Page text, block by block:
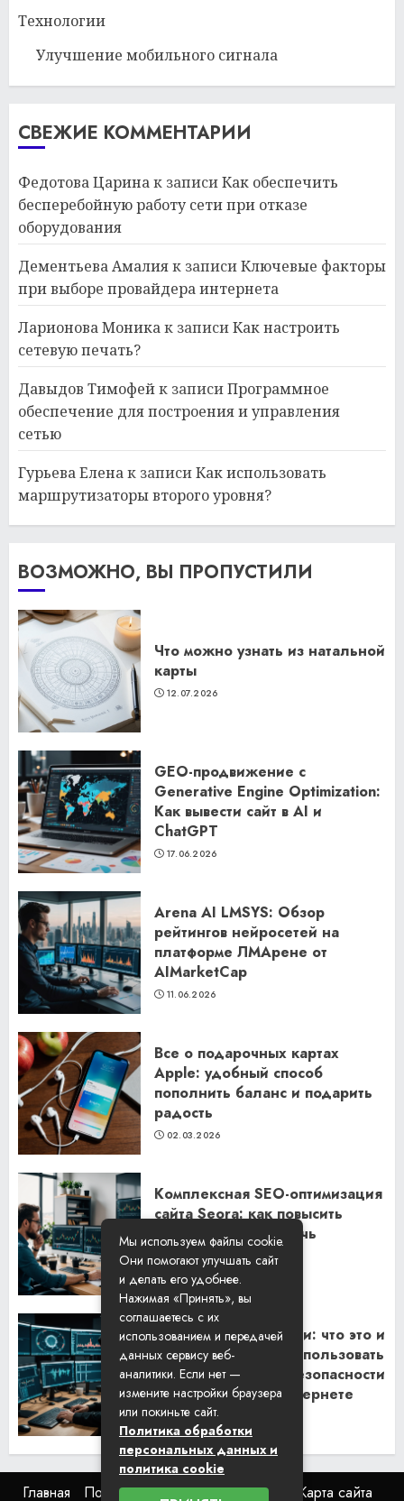
Технологии
Улучшение мобильного сигнала
СВЕЖИЕ КОММЕНТАРИИ
Федотова Царинак записиКак обеспечить
бесперебойную работу сети при отказе
оборудования
Дементьева Амалияк записиКлючевые факторы
при выборе провайдера интернета
Ларионова Моникак записиКак настроить
сетевую печать?
Давыдов Тимофейк записиПрограммное
обеспечение для построения и управления
сетью
Гурьева Еленак записиКак использовать
маршрутизаторы второго уровня?
ВОЗМОЖНО, ВЫ ПРОПУСТИЛИ
Что можно узнать из натальной
карты
12.07.2026
GEO-продвижение с
Generative Engine Optimization:
Как вывести сайт в AI и
ChatGPT
17.06.2026
Arena AI LMSYS: Обзор
рейтингов нейросетей на
платформе ЛМАрене от
AIMarketCap
11.06.2026
Все о подарочных картах
Apple: удобный способ
пополнить баланс и подарить
радость
02.03.2026
Комплексная SEO-оптимизация
сайта Seora: как повысить
видимость и привлечь
клиентов
06.02.2026
Резидентские прокси: что это и
как их правильно использовать
для обеспечения безопасности
и анонимности в интернете
29.01.2026
Главная Пользовательское соглашение Карта сайта
Мы используем файлы cookie.
Они помогают улучшать сайт
и делать его удобнее.
Нажимая «Принять», вы
соглашаетесь с их
использованием и передачей
данных сервису веб-
аналитики. Если нет —
измените настройки браузера
или покиньте сайт.
Политика обработки
персональных данных и
политика cookie